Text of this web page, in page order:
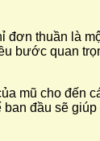
đơn thuần là
bước quan
mũ cho đến
đầu sẽ giúp